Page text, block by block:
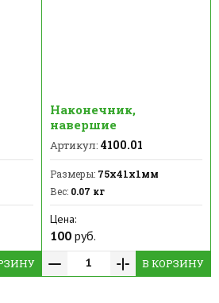
Наконечник,
навершие
Артикул: 4100.01
Размеры:75х41х1мм
Вес:0.07 кг
Цена:
100руб.
В КОРЗИНУ